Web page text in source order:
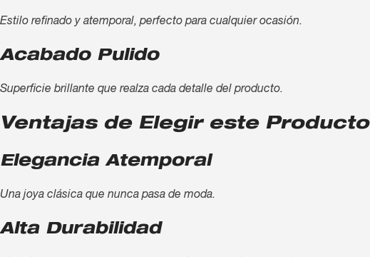
Estilo refinado y atemporal, perfecto para cualquier ocasión.
Acabado Pulido
Superficie brillante que realza cada detalle del producto.
Ventajas de Elegir este Producto
Elegancia Atemporal
Una joya clásica que nunca pasa de moda.
Alta Durabilidad